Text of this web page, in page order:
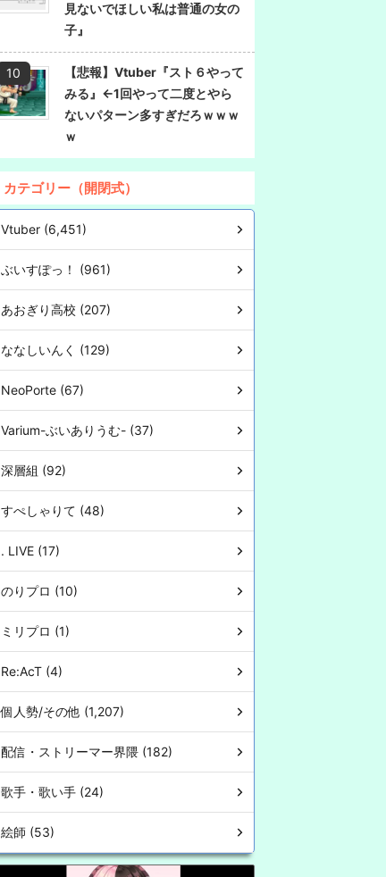
見ないでほしい私は普通の女の
子』
【悲報】Vtuber『スト６やって
みる』←1回やって二度とやら
ないパターン多すぎだろｗｗｗ
ｗ
カテゴリー（開閉式）
Vtuber (6,451)
ぶいすぽっ！ (961)
あおぎり高校 (207)
ななしいんく (129)
NeoPorte (67)
Varium-ぶいありうむ- (37)
深層組 (92)
すぺしゃりて (48)
. LIVE (17)
のりプロ (10)
ミリプロ (1)
Re:AcT (4)
個人勢/その他 (1,207)
配信・ストリーマー界隈 (182)
歌手・歌い手 (24)
絵師 (53)